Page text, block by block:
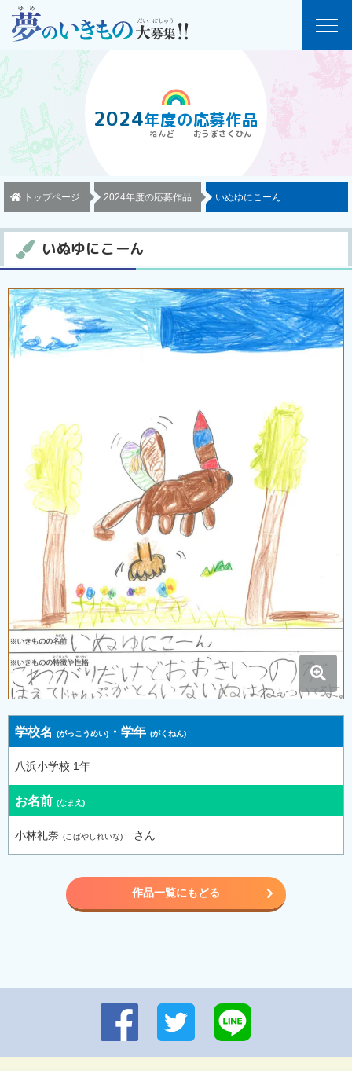
2024年度の応募作品
トップページ 2024年度の応募作品 いぬゆにこーん
いぬゆにこーん
学校名 ・学年
八浜小学校 1年
お名前
小林礼奈 さん
作品一覧にもどる